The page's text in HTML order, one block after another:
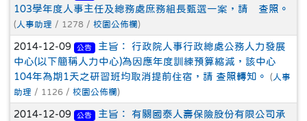
103學年度人事主任及總務處庶務組長甄選一案，請 查照。
( 人事助理 / 1278 / 校園公佈欄 )
2014-12-09 公告
主旨： 行政院人事行政總處公務人力發展
中心(以下簡稱人力中心)為因應年度訓練預算縮減，該中心
104年為期1天之研習班均取消提前住宿，請 查照轉知。 ( 人事
助理 / 1126 / 校園公佈欄 )
2014-12-09 公告
主旨： 有關國泰人壽保險股份有限公司承